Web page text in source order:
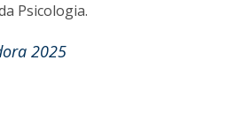
Psicologia.
2025